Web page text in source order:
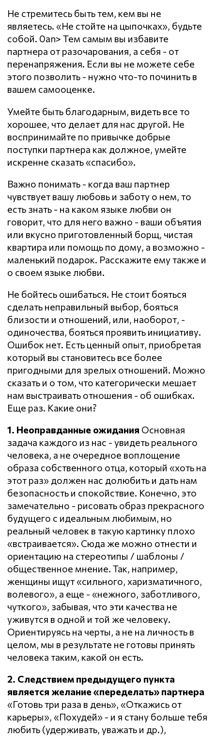
Не стремитесь быть тем, кем вы не
являетесь. «Не стойте на цыпочках», будьте
собой. 0an> Тем самым вы избавите
партнера от разочарования, а себя - от
перенапряжения. Если вы не можете себе
этого позволить - нужно что-то починить в
вашем самооценке.
Умейте быть благодарным, видеть все то
хорошее, что делает для нас другой. Не
воспринимайте по привычке добрые
поступки партнера как должное, умейте
искренне сказать «спасибо».
Важно понимать - когда ваш партнер
чувствует вашу любовь и заботу о нем, то
есть знать - на каком языке любви он
говорит, что для него важно - ваши объятия
или вкусно приготовленный борщ, чистая
квартира или помощь по дому, а возможно -
маленький подарок. Расскажите ему также и
о своем языке любви.
Не бойтесь ошибаться. Не стоит бояться
сделать неправильный выбор, бояться
близости и отношений, или, наоборот, -
одиночества, бояться проявить инициативу.
Ошибок нет. Есть ценный опыт, приобретая
который вы становитесь все более
пригодными для зрелых отношений. Можно
сказать и о том, что категорически мешает
нам выстраивать отношения - об ошибках.
Еще раз. Какие они?
1. Неоправданные ожидания Основная
задача каждого из нас - увидеть реального
человека, а не очередное воплощение
образа собственного отца, который «хоть на
этот раз» должен нас долюбить и дать нам
безопасность и спокойствие. Конечно, это
замечательно - рисовать образ прекрасного
будущего с идеальным любимым, но
реальный человек в такую картинку плохо
«встраивается». Сюда же можно отнести и
ориентацию на стереотипы / шаблоны /
общественное мнение. Так, например,
женщины ищут «сильного, харизматичного,
волевого», а еще - «нежного, заботливого,
чуткого», забывая, что эти качества не
уживутся в одной и той же человеку.
Ориентируясь на черты, а не на личность в
целом, мы в результате не готовы принять
человека таким, какой он есть.
2. Следствием предыдущего пункта
является желание «переделать» партнера
«Готовь три раза в день», «Откажись от
карьеры», «Похудей» - и я стану больше тебя
любить (удерживать, уважать и др.),